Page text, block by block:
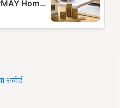
अवॉर्ड